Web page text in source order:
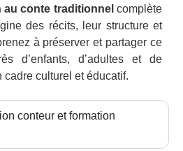
au conte traditionnel complète
des récits, leur structure et
à préserver et partager ce
d’enfants, d’adultes et de
culturel et éducatif.
conteur et formation